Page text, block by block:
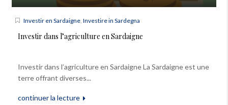
Investir en Sardaigne, Investire in Sardegna
Investir dans l’agriculture en Sardaigne
Investir dans l’agriculture en Sardaigne La Sardaigne est une
terre offrant diverses...
continuer la lecture